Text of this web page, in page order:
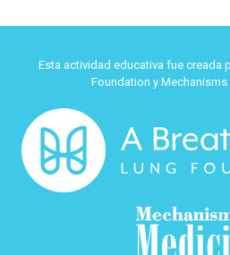
Esta actividad educativa fue creada
Foundation y